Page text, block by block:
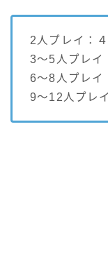
2人プレイ：
3〜5人プレイ
6〜8人プレイ
9〜12人プレ